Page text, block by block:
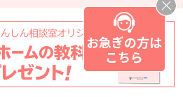
お急ぎの方は
こちら